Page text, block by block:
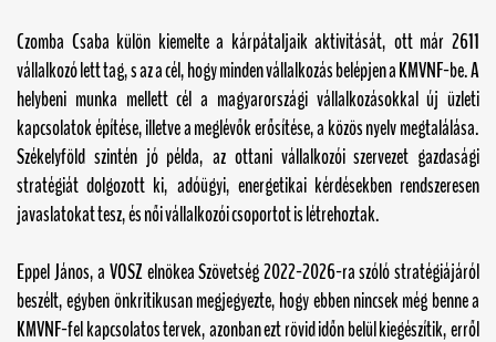
Czomba Csaba külön kiemelte a kárpátaljaik aktivitását, ott már 2611
vállalkozó lett tag, s az a cél, hogy minden vállalkozás belépjen a KMVNF-be. A
helybeni munka mellett cél a magyarországi vállalkozásokkal új üzleti
kapcsolatok építése, illetve a meglévők erősítése, a közös nyelv megtalálása.
Székelyföld szintén jó példa, az ottani vállalkozói szervezet gazdasági
stratégiát dolgozott ki, adóügyi, energetikai kérdésekben rendszeresen
javaslatokat tesz, és női vállalkozói csoportot is létrehoztak.
Eppel János,a VOSZ elnökea Szövetség 2022-2026-ra szóló stratégiájáról
beszélt, egyben önkritikusan megjegyezte, hogy ebben nincsek még benne a
KMVNF-fel kapcsolatos tervek, azonban ezt rövid időn belül kiegészítik, erről